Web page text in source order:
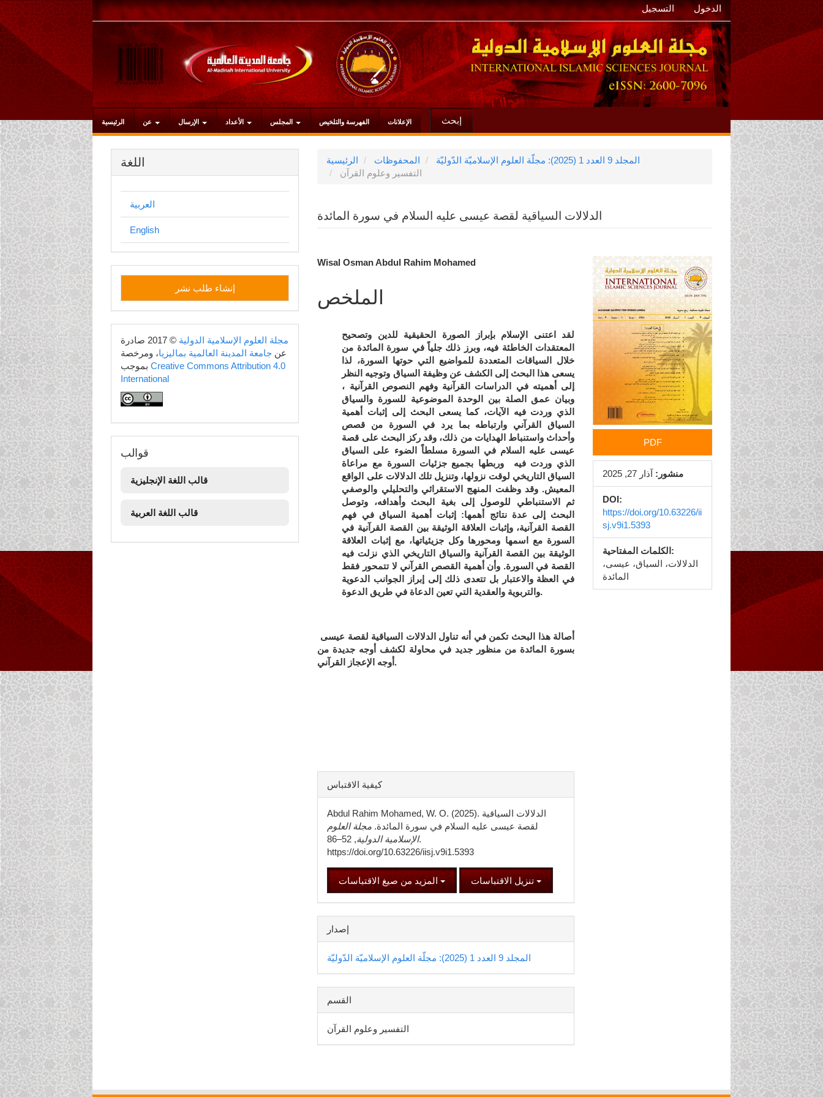
التنقل
الرئيسي
المحتوى
الرئيسي
الشريط
الجانبي
التسجيل الدخول
الرئيسية الأعداد الفهرسة والتلخيص الإعلانات إبحث
الرئيسية المحفوظات
المجلد 9 العدد 1 (2025): مجلّة العلوم الإسلاميّة الدّوليّة
التفسير وعلوم القرآن
الدلالات السياقية لقصة عيسى عليه السلام في سورة المائدة
الشريط
الجانبي
للمقالة
PDF
منشور: آذار 27, 2025
DOI:
https://doi.org/10.63226/ii
sj.v9i1.5393
الكلمات المفتاحية:
الدلالات، السياق، عيسى،
المائدة
محتوى
المقالة
الرئيسي
Wisal Osman Abdul Rahim Mohamed
الملخص
لقد اعتنى الإسلام بإبراز الصورة الحقيقية للدين وتصحيح
المعتقدات الخاطئة فيه، وبرز ذلك جلياً في سورة المائدة من
خلال السياقات المتعددة للمواضيع التي حوتها السورة، لذا
يسعى هذا البحث إلى الكشف عن وظيفة السياق وتوجيه النظر
إلى أهميته في الدراسات القرآنية وفهم النصوص القرآنية ،
وبيان عمق الصلة بين الوحدة الموضوعية للسورة والسياق
الذي وردت فيه الآيات، كما يسعى البحث إلى إثبات أهمية
السياق القرآني وارتباطه بما يرد في السورة من قصص
وأحداث واستنباط الهدايات من ذلك، وقد ركز البحث على قصة
عيسى عليه السلام في السورة مسلطاً الضوء على السياق
الذي وردت فيه وربطها بجميع جزئيات السورة مع مراعاة
السياق التاريخي لوقت نزولها، وتنزيل تلك الدلالات على الواقع
المعيش. وقد وظفت المنهج الاستقرائي والتحليلي والوصفي
ثم الاستنباطي للوصول إلى بغية البحث وأهدافه، وتوصل
البحث إلى عدة نتائج أهمها: إثبات أهمية السياق في فهم
القصة القرآنية، وإثبات العلاقة الوثيقة بين القصة القرآنية في
السورة مع اسمها ومحورها وكل جزيئياتها، مع إثبات العلاقة
الوثيقة بين القصة القرآنية والسياق التاريخي الذي نزلت فيه
القصة في السورة. وأن أهمية القصص القرآني لا تتمحور فقط
في العظة والاعتبار بل تتعدى ذلك إلى إبراز الجوانب الدعوية
والتربوية والعقدية التي تعين الدعاة في طريق الدعوة.
بسورة المائدة من منظور جديد في محاولة لكشف أوجه جديدة من
أوجه الإعجاز القرآني.
تفاصيل
المقالة
كيفية الاقتباس
Abdul Rahim Mohamed, W. O. (2025). الدلالات السياقية
لقصة عيسى عليه السلام في سورة المائدة. مجلة العلوم
الإسلامية الدولية
, 52–86.
https://doi.org/10.63226/iisj.v9i1.5393
المزيد من صيغ الاقتباسات تنزيل الاقتباسات
إصدار
المجلد 9 العدد 1 (2025): مجلّة العلوم الإسلاميّة الدّوليّة
القسم
التفسير وعلوم القرآن
اللغة
العربية
English
إنشاء
طلب
نشر
إنشاء طلب نشر
copyright مجلة العلوم الإسلامية الدولية
© 2017 صادرة
عن جامعة المدينة العالمية بماليزيا، ومرخصة
بموجبCreative Commons Attribution 4.0
International
قوالب
قوالب
قالب اللغة الإنجليزية
قالب اللغة العربية